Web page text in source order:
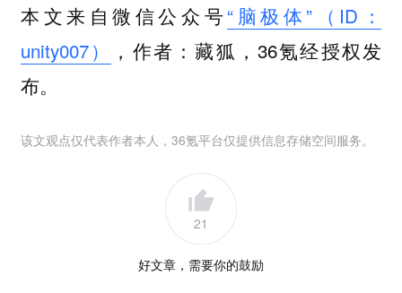
本文来自微信公众号“脑极体”（ID：
unity007）
，作者：藏狐，36氪经授权发
布。
该文观点仅代表作者本人，36氪平台仅提供信息存储空间服务。
21
好文章，需要你的鼓励